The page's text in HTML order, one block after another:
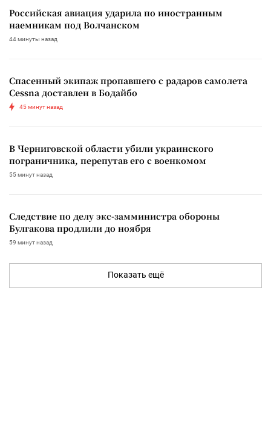
Российская авиация ударила по иностранным
наемникам под Волчанском
44 минуты назад
Спасенный экипаж пропавшего с радаров самолета
Cessna доставлен в Бодайбо
45 минут назад
В Черниговской области убили украинского
пограничника, перепутав его с военкомом
55 минут назад
Следствие по делу экс-замминистра обороны
Булгакова продлили до ноября
59 минут назад
Показать ещё